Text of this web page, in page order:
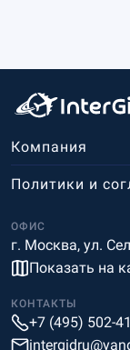
Компания
ОФИС
г. Москва, ул.
Показать на
Политики и
КОНТАКТЫ
+7 (495) 502-